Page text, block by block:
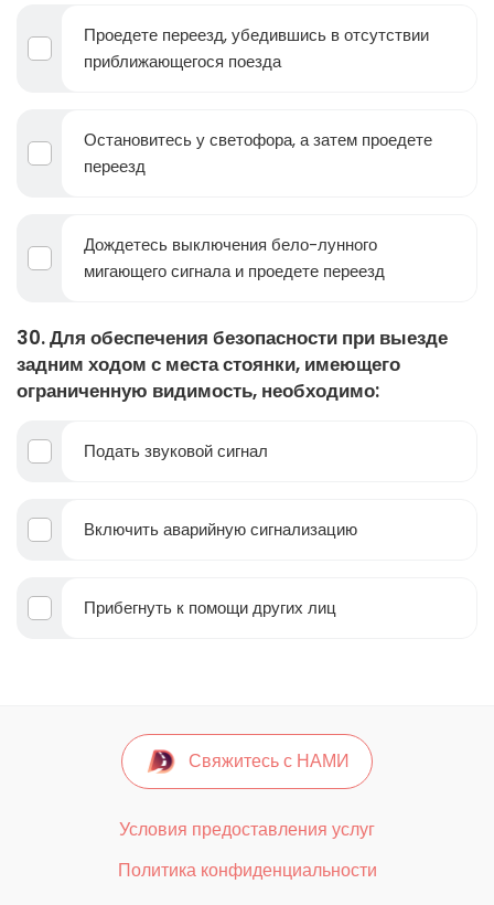
Проедете переезд, убедившись в отсутствии
приближающегося поезда
Остановитесь у светофора, а затем проедете
переезд
Дождетесь выключения бело-лунного
мигающего сигнала и проедете переезд
30. Для обеспечения безопасности при выезде
задним ходом с места стоянки, имеющего
ограниченную видимость, необходимо:
Подать звуковой сигнал
Включить аварийную сигнализацию
Прибегнуть к помощи других лиц
Свяжитесь с НАМИ
Условия предоставления услуг
Политика конфиденциальности